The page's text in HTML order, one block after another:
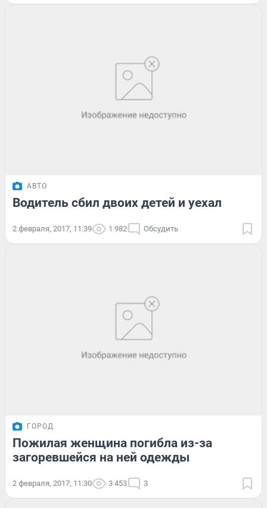
АВТО
Водитель сбил двоих детей и уехал
2 февраля, 2017, 11:39 1 982 Обсудить
ГОРОД
Пожилая женщина погибла из-за
загоревшейся на ней одежды
2 февраля, 2017, 11:30 3 453 3